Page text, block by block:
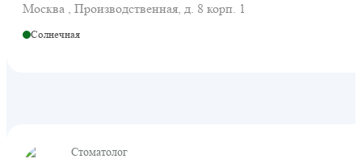
Москва , Производственная, д. 8 корп. 1
Солнечная
Стоматолог